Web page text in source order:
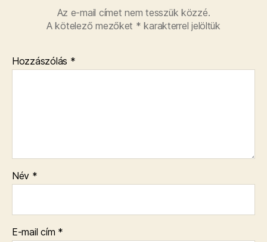
Az e-mail címet nem tesszük közzé.
A kötelező mezőket * karakterrel jelöltük
Hozzászólás *
Név *
E-mail cím *